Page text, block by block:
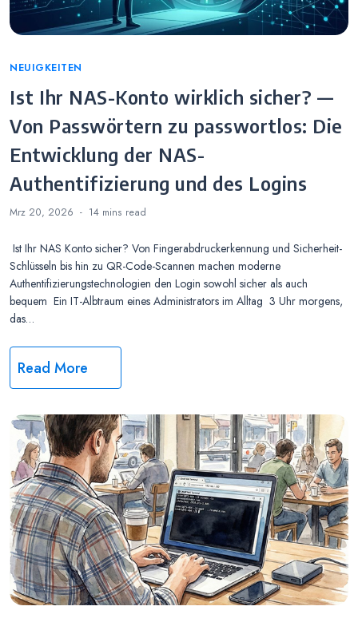
Categories
NEUIGKEITEN
Ist Ihr NAS-Konto wirklich sicher? —
Von Passwörtern zu passwortlos: Die
Entwicklung der NAS-
Authentifizierung und des Logins
Mrz 20, 2026 14 mins read
Ist Ihr NAS Konto sicher? Von Fingerabdruckerkennung und Sicherheit-
Schlüsseln bis hin zu QR-Code-Scannen machen moderne
Authentifizierungstechnologien den Login sowohl sicher als auch
bequem Ein IT-Albtraum eines Administrators im Alltag 3 Uhr morgens,
das…
Read More